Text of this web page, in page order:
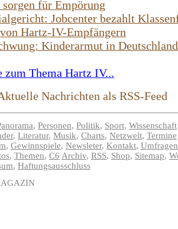
für Empörung
Jobcenter bezahlt
Hartz-IV-Empfängern
Kinderarmut in
zum Thema Hartz IV...
Nachrichten als RSS-Feed
, Personen, Politik, Sport, Wissenschaft
, Literatur, Musik, Charts, Netzwelt, Termine
, Gewinnspiele, Newsleter, Kontakt, Umfragen
, Themen, C6 Archiv, RSS, Shop, Sitemap,
, Haftungsausschluss